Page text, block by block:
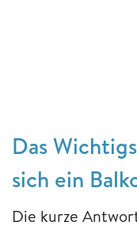
Das
sich ein
Die kurze